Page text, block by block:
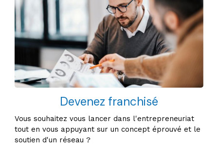
Devenez franchisé
Vous souhaitez vous lancer dans l'entrepreneuriat
tout en vous appuyant sur un concept éprouvé et le
soutien d'un réseau ?